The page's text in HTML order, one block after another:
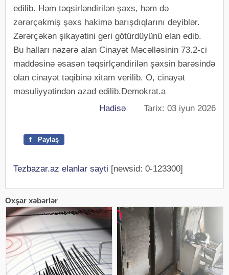
edilib. Həm təqsirləndirilən şəxs, həm də
zərərçəkmiş şəxs hakimə barışdıqlarını deyiblər.
Zərərçəkən şikayətini geri götürdüyünü elan edib.
Bu halları nəzərə alan Cinayət Məcəlləsinin 73.2-ci
maddəsinə əsasən təqsirlçəndirilən şəxsin barəsində
olan cinayət təqibinə xitam verilib. O, cinayət
məsuliyyətindən azad edilib.Demokrat.a
Hadisə Tarix: 03 iyun 2026
f Paylaş
Tezbazar.az elanlar sayti [newsid: 0-123300]
Oxşar xəbərlər